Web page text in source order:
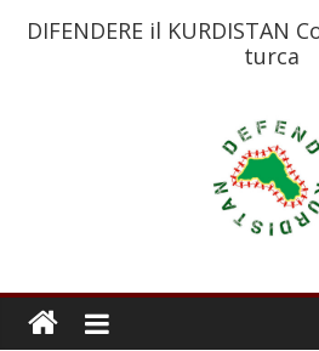
DIFENDERE il KURDISTAN
turca